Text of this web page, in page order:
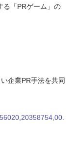
る「PRゲーム」の
企業PR手法を共同